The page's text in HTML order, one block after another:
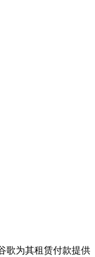
歌为其租赁付款提供